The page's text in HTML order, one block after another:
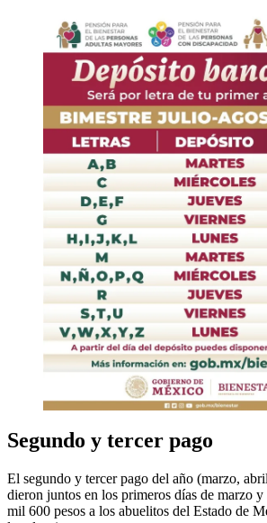
Segundo y tercer pago
El segundo y tercer pago del año (marzo,
dieron juntos en los primeros días de marzo y
mil 600 pesos a los abuelitos del Estado de